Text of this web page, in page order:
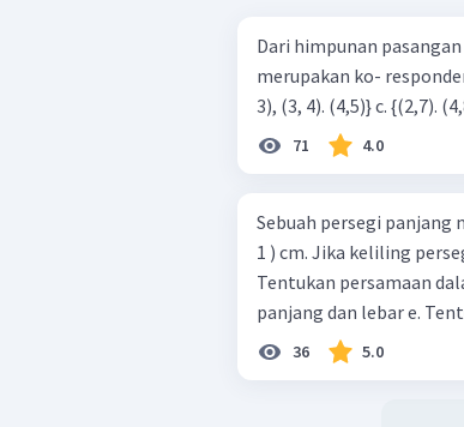
Dari himpunan
merupakan ko- respondensi satu-satu? a. {(1, 1), (2, 2), (3, 3), (4,4)} b. {(1, 2), (2,
71 4.0
Sebuah persegi panjang
1 ) cm. Jika keliling
Tentukan persamaan
panjang dan lebar e.
36 5.0